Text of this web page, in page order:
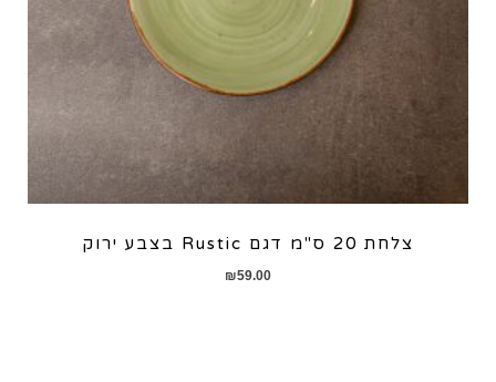
צלחת 20 ס"מ דגם Rustic בצבע ירוק
₪59.00